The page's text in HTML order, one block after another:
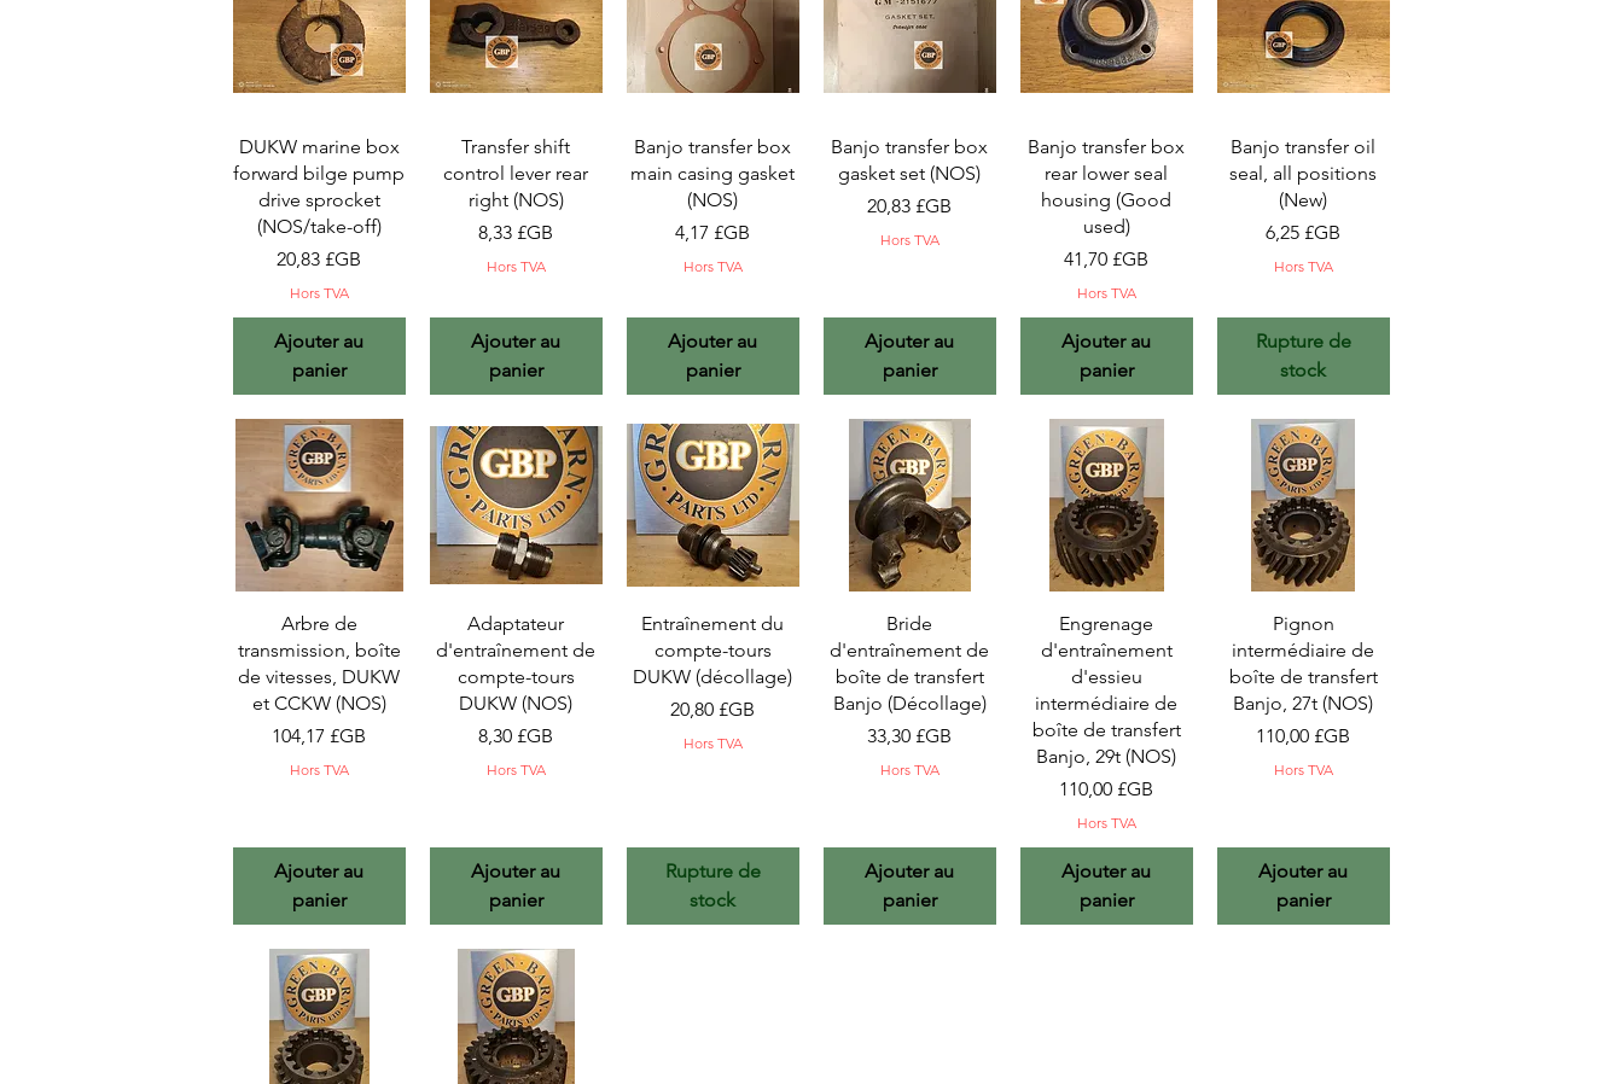
Aperçu rapide
DUKW marine box
forward bilge pump
drive sprocket
(NOS/take-off)
Prix
20,83 £GB
Hors TVA
Ajouter au
panier
Aperçu rapide
Transfer shift
control lever rear
right (NOS)
Prix
8,33 £GB
Hors TVA
Ajouter au
panier
Aperçu rapide
Banjo transfer box
main casing gasket
(NOS)
Prix
4,17 £GB
Hors TVA
Ajouter au
panier
Aperçu rapide
Banjo transfer box
gasket set (NOS)
Prix
20,83 £GB
Hors TVA
Ajouter au
panier
Aperçu rapide
Banjo transfer box
rear lower seal
housing (Good
used)
Prix
41,70 £GB
Hors TVA
Ajouter au
panier
Aperçu rapide
Banjo transfer oil
seal, all positions
(New)
Prix
6,25 £GB
Hors TVA
Rupture de
stock
Aperçu rapide
Arbre de
transmission, boîte
de vitesses, DUKW
et CCKW (NOS)
Prix
104,17 £GB
Hors TVA
Ajouter au
panier
Aperçu rapide
Adaptateur
d'entraînement de
compte-tours
DUKW (NOS)
Prix
8,30 £GB
Hors TVA
Ajouter au
panier
Aperçu rapide
Entraînement du
compte-tours
DUKW (décollage)
Prix
20,80 £GB
Hors TVA
Rupture de
stock
Aperçu rapide
Bride
d'entraînement de
boîte de transfert
Banjo (Décollage)
Prix
33,30 £GB
Hors TVA
Ajouter au
panier
Aperçu rapide
Engrenage
d'entraînement
d'essieu
intermédiaire de
boîte de transfert
Banjo, 29t (NOS)
Prix
110,00 £GB
Hors TVA
Ajouter au
panier
Aperçu rapide
Pignon
intermédiaire de
boîte de transfert
Banjo, 27t (NOS)
Prix
110,00 £GB
Hors TVA
Ajouter au
panier